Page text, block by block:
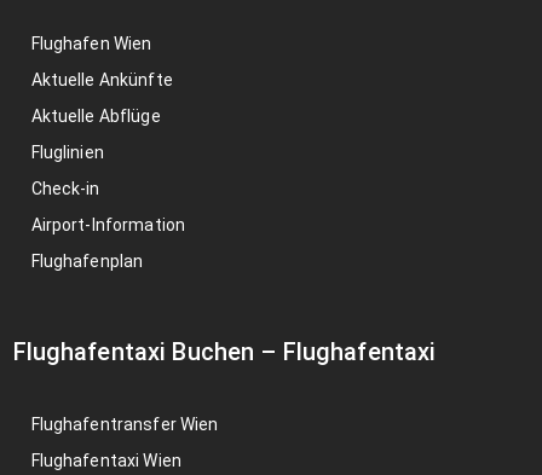
Flughafen Wien
Aktuelle Ankünfte
Aktuelle Abflüge
Fluglinien
Check-in
Airport-Information
Flughafenplan
Flughafentaxi Buchen – Flughafentaxi
Flughafentransfer Wien
Flughafentaxi Wien